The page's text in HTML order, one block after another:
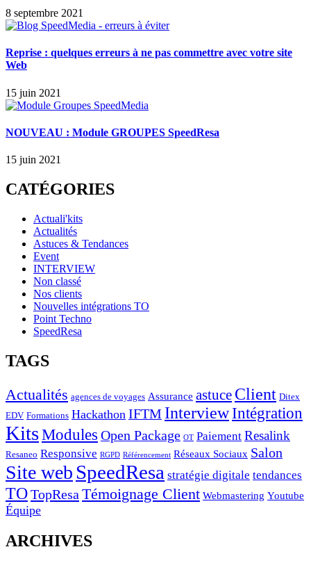
8 septembre 2021
Reprise : quelques erreurs à ne pas commettre avec votre site
Web
15 juin 2021
NOUVEAU : Module GROUPES SpeedResa
15 juin 2021
CATÉGORIES
Actuali'kits
Actualités
Astuces & Tendances
Event
INTERVIEW
Non classé
Nos clients
Nouvelles intégrations TO
Point Techno
SpeedResa
TAGS
Actualités agences de voyages Assurance astuce Client Ditex
EDV Formations Hackathon IFTM InterviewIntégration
KitsModules Open Package OT Paiement Resalink
Resaneo Responsive RGPD Référencement Réseaux Sociaux Salon
Site web SpeedResa stratégie digitale tendances
TOTopResa Témoignage Client Webmastering Youtube
Équipe
ARCHIVES